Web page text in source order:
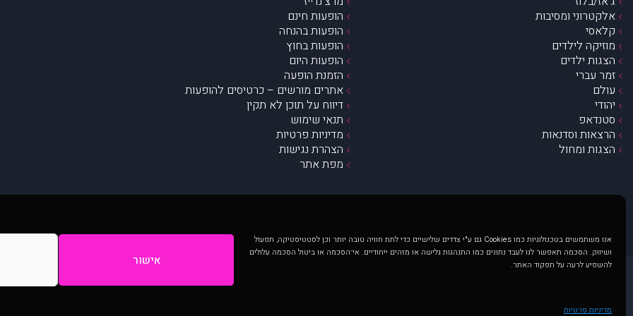
אנו משתמשים בטכנולוגיות כמו Cookies גם ע"י צדדים שלישיים כדי לתת חוויה טובה יותר וכן לסטטיסטיקה, תפעול
ושיווק. הסכמה תאפשר לנו לעבד נתונים כמו התנהגות גלישה או מזהים ייחודיים. אי־הסכמה או ביטול הסכמה עלולים
להשפיע לרעה על תפקוד האתר.
אישור
מדיניות פרטיות
אלקטרוני ומסיבות
קלאסי
מוזיקה לילדים
הצגות ילדים
זמר עברי
עולם
יהודי
סטנדאפ
הרצאות וסדנאות
הצגות ומחול
הופעות חינם
הופעות בהנחה
הופעות בחוץ
הופעות היום
הזמנת הופעה
אתרים מורשים – כרטיסים להופעות
דיווח על תוכן לא תקין
תנאי שימוש
מדיניות פרטיות
הצהרת נגישות
מפת אתר